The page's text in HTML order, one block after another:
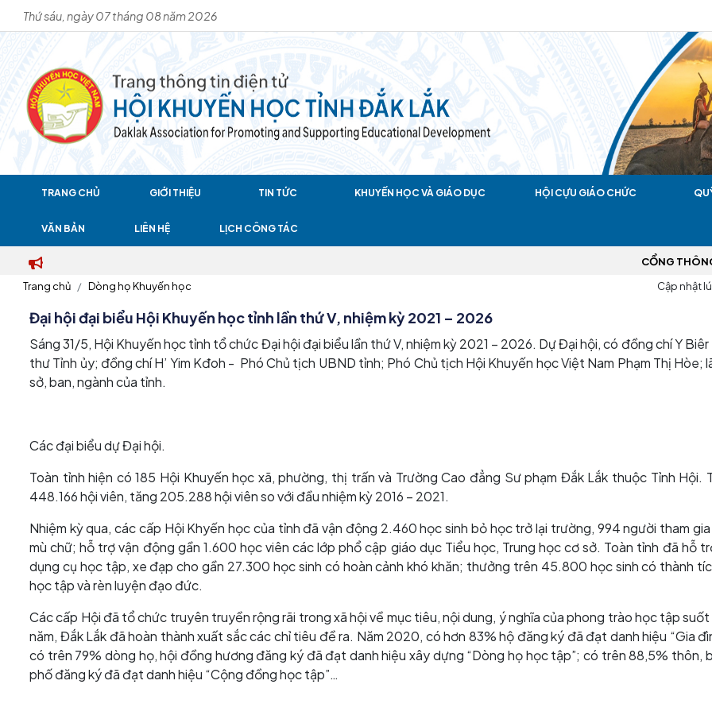
Thứ sáu, ngày 07 tháng 08 năm 2026
TRANG CHỦ GIỚI THIỆU TIN TỨC KHUYẾN HỌC VÀ GIÁO DỤC HỘI CỰU GIÁO CHỨC
VĂN BẢN LIÊN HỆ LỊCH CÔNG TÁC
CỔNG THÔNG TIN
Trang chủ
Dòng họ Khuyến học Cập nhật
Đại hội đại biểu Hội Khuyến học tỉnh lần thứ V, nhiệm kỳ 2021 – 2026
Sáng 31/5, Hội Khuyến học tỉnh tổ chức Đại hội đại biểu lần thứ V, nhiệm kỳ 2021 – 2026. Dự Đại hội, có đồng chí Y
thư Tỉnh ủy; đồng chí H’ Yim Kđoh - Phó Chủ tịch UBND tỉnh; Phó Chủ tịch Hội Khuyến học Việt Nam Phạm Thị Hòe;
sở, ban, ngành của tỉnh.
Các đại biểu dự Đại hội.
Toàn tỉnh hiện có 185 Hội Khuyến học xã, phường, thị trấn và Trường Cao đẳng Sư phạm Đắk Lắk thuộc Tỉnh Hội.
448.166 hội viên, tăng 205.288 hội viên so với đầu nhiệm kỳ 2016 – 2021.
Nhiệm kỳ qua, các cấp Hội Khyến học của tỉnh đã vận động 2.460 học sinh bỏ học trở lại trường, 994 người tham
mù chữ; hỗ trợ vận động gần 1.600 học viên các lớp phổ cập giáo dục Tiểu học, Trung học cơ sở. Toàn tỉnh đã hỗ
dụng cụ học tập, xe đạp cho gần 27.300 học sinh có hoàn cảnh khó khăn; thưởng trên 45.800 học sinh có thành
học tập và rèn luyện đạo đức.
Các cấp Hội đã tổ chức truyên truyền rộng rãi trong xã hội về mục tiêu, nội dung, ý nghĩa của phong trào học tập
năm, Đắk Lắk đã hoàn thành xuất sắc các chỉ tiêu đề ra. Năm 2020, có hơn 83% hộ đăng ký đã đạt danh hiệu “Gia
có trên 79% dòng họ, hội đồng hương đăng ký đã đạt danh hiệu xây dựng “Dòng họ học tập”; có trên 88,5% thôn,
phố đăng ký đã đạt danh hiệu “Cộng đồng học tập”…